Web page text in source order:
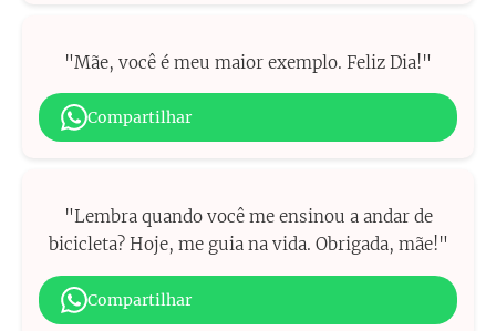
"Mãe, você é meu maior exemplo. Feliz Dia!"
Compartilhar
"Lembra quando você me ensinou a andar de
bicicleta? Hoje, me guia na vida. Obrigada, mãe!"
Compartilhar